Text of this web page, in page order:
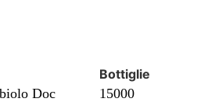
Doc
Bottiglie
15000